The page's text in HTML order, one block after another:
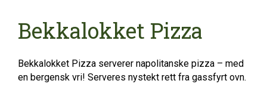
Bekkalokket Pizza
Bekkalokket Pizza serverer napolitanske pizza – med
en bergensk vri! Serveres nystekt rett fra gassfyrt ovn.